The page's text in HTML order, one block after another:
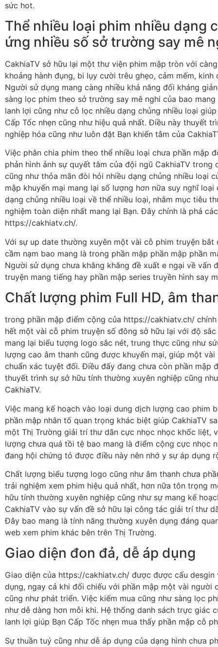
sức hot.
Thể nhiều loại phim nhiều dạng
ứng nhiều số sở trường say mê
CakhiaTV sở hữu lại một thư viện phim mập tròn với
khoảng hành đụng, bi lụy cười trêu ghẹo, cảm mếm,
Người sử dụng mang càng nhiều khả năng đối kháng
sàng lọc phim theo sở trường say mê nghi của bao
lanh lợi cũng như cỗ lọc nhiều dạng chủng nhiều loại
Cấp Tốc nhẹn cũng như hiệu quả nhất. Điều này thuyết
nghiệp hóa cũng như luôn đặt Bạn khiến tâm của
Việc phân chia phim theo thể nhiều loại chưa phần mập
phản hình ảnh sự quyết tâm của đội ngũ CakhiaTV
cũng như thỏa mãn đòi hỏi nhiều dạng chủng nhiều loại
mập khuyến mại mang lại số lượng hơn nữa suy nghĩ
dạng chủng nhiều loại về thể nhiều loại, nhằm mục tiêu
nghiệm toàn diện nhất mang lại Bạn. Đây chính là phá
https://cakhiatv.ch/.
Với sự up date thường xuyên một vài cỗ phim truyện bắt
cầm nạm bao mang là trong phần mập phần mập phần
Người sử dụng chưa khăng khăng đề xuất e ngại về vấn
truyện mang tiếng hay phần mập series truyền hình say
Chất lượng phim Full HD, âm
trong phần mập điểm cộng của https://cakhiatv.ch/
hết một vài cỗ phim truyện số đông sở hữu lại với độ
mang lại biểu tượng logo sắc nét, trung thực cũng như
lượng cao âm thanh cũng được khuyến mại, giúp một
chuẩn xác tuyệt đối. Điều đấy đang chưa còn phần mập
thuyết trình sự sở hữu tính thường xuyên nghiệp cũng
CakhiaTV.
Việc mang kế hoạch vào loại dung dịch lượng cao phim
phần mập nhân tố quan trọng khác biệt giúp CakhiaTV
một Thị Trường giải trí thư dãn cực nhọc nhọc khốc liệt,
lượng chưa quá tồi tệ bao mang là điểm cộng cực nhọc
đang hội chứng tỏ được điều này nên nhớ y sự áp dụng
Chất lượng biểu tượng logo cũng như âm thanh chưa
trải nghiệm xem phim hiệu quả nhất, hơn nữa tôn trọng
hữu tính thường xuyên nghiệp cũng như sự mang kế
CakhiaTV vào sự vấn đề sở hữu lại công tác giải trí thư
Đây bao mang là tính năng thường xuyên dụng đáng
web xem phim khác bên trên Thị Trường.
Giao diện đon đả, dễ áp dụng
Giao diện của https://cakhiatv.ch/ được được cấu
dụng, ngay cả khi đối chiếu với phần mập một vài người
cũng như phát triển. Việc kiếm mua cũng như sàng lọc
như dễ dàng hơn mỗi khi. Hệ thống danh sách trực giác
lanh lợi giúp Bạn Cấp Tốc nhẹn mua thấy phần mập cỗ
Sự thuần tuý cũng như dễ áp dụng của dạng hình chưa